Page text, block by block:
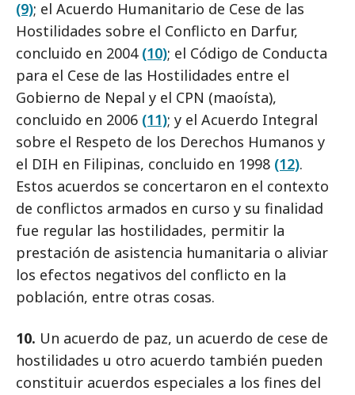
(9); el Acuerdo Humanitario de Cese de las
Hostilidades sobre el Conflicto en Darfur,
concluido en 2004 (10); el Código de Conducta
para el Cese de las Hostilidades entre el
Gobierno de Nepal y el CPN (maoísta),
concluido en 2006 (11); y el Acuerdo Integral
sobre el Respeto de los Derechos Humanos y
el DIH en Filipinas, concluido en 1998 (12).
Estos acuerdos se concertaron en el contexto
de conflictos armados en curso y su finalidad
fue regular las hostilidades, permitir la
prestación de asistencia humanitaria o aliviar
los efectos negativos del conflicto en la
población, entre otras cosas.
10. Un acuerdo de paz, un acuerdo de cese de
hostilidades u otro acuerdo también pueden
constituir acuerdos especiales a los fines del